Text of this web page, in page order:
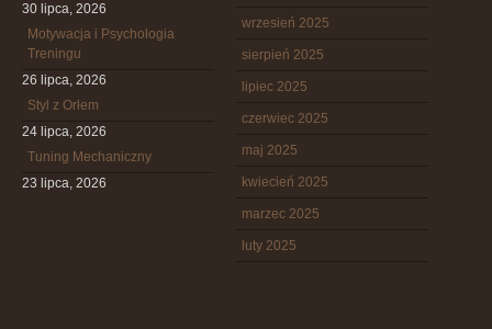
30 lipca, 2026
Motywacja i Psychologia
Treningu
26 lipca, 2026
Styl z Orłem
24 lipca, 2026
Tuning Mechaniczny
23 lipca, 2026
wrzesień 2025
sierpień 2025
lipiec 2025
czerwiec 2025
maj 2025
kwiecień 2025
marzec 2025
luty 2025